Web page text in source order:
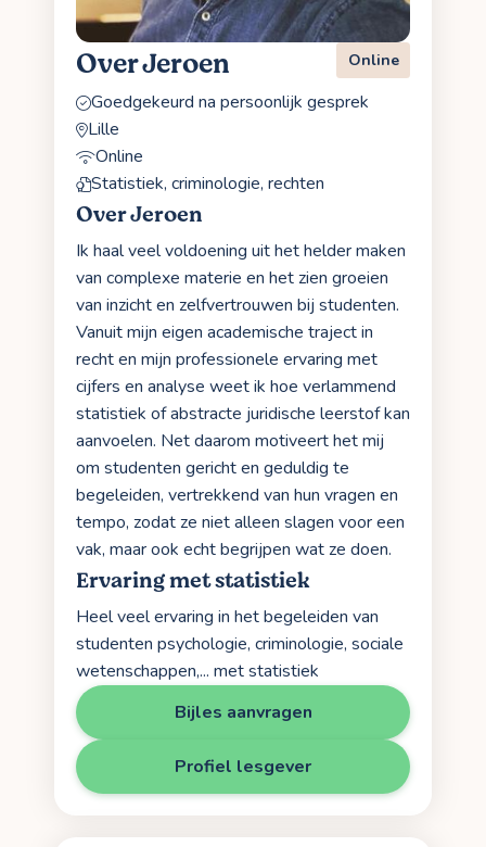
Over Jeroen Online
Goedgekeurd na persoonlijk gesprek
Lille
Online
Statistiek, criminologie, rechten
Over Jeroen
Ik haal veel voldoening uit het helder maken
van complexe materie en het zien groeien
van inzicht en zelfvertrouwen bij studenten.
Vanuit mijn eigen academische traject in
recht en mijn professionele ervaring met
cijfers en analyse weet ik hoe verlammend
statistiek of abstracte juridische leerstof kan
aanvoelen. Net daarom motiveert het mij
om studenten gericht en geduldig te
begeleiden, vertrekkend van hun vragen en
tempo, zodat ze niet alleen slagen voor een
vak, maar ook echt begrijpen wat ze doen.
Ervaring met statistiek
Heel veel ervaring in het begeleiden van
studenten psychologie, criminologie, sociale
wetenschappen,... met statistiek
Bijles aanvragen
Profiel lesgever